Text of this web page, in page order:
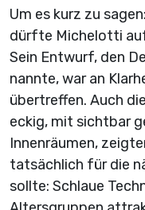
Um es kurz zu
dürfte Michelotti
Sein Entwurf, den
nannte, war an
übertreffen. Auch
eckig, mit sichtbar
Innenräumen,
tatsächlich für die
sollte: Schlaue